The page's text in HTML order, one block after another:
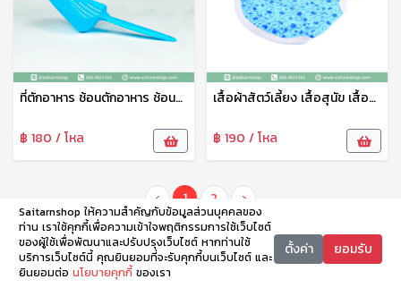
ที่ตักอาหาร ช้อนตักอาหาร ช้อนตักอาหารสัตว์เลี้ยง ที่ตักน้ำแข็งพลาสติก ช้อนตักอเนกประสงค์ PT
฿ 180 / โหล
เสื้อผ้าสัตว์เลี้ยง เสื้อสุนัข เสื้อแมว สกรีนลายน่ารัก No.6-100
฿ 190 / โหล
‹ 1 2 ›
Saitarnshop ให้ความสำคัญกับข้อมูลส่วนบุคคลของ
ท่าน เราใช้คุกกี้เพื่อความเข้าใจพฤติกรรมการใช้เว็บไซต์
ของผู้ใช้เพื่อพัฒนาและปรับปรุงเว็บไซต์ หากท่านใช้
บริการเว็บไซต์นี้ คุณยินยอมที่จะรับคุกกี้บนเว็บไซต์ และ
ยินยอมต่อ นโยบายคุกกี้ ของเรา
ตั้งค่า ยอมรับ